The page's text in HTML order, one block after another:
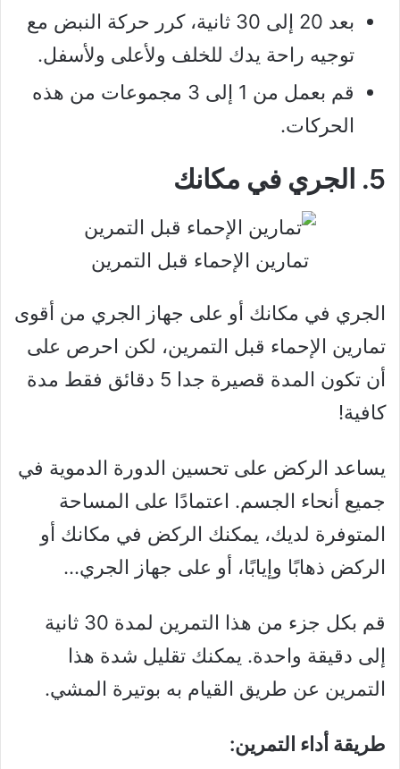
بعد 20 إلى 30 ثانية، كرر حركة النبض مع
توجيه راحة يدك للخلف ولأعلى ولأسفل.
قم بعمل من 1 إلى 3 مجموعات من هذه
الحركات.
5. الجري في مكانك
تمارين الإحماء قبل التمرين
الجري في مكانك أو على جهاز الجري من أقوى
تمارين الإحماء قبل التمرين، لكن احرص على
أن تكون المدة قصيرة جدا 5 دقائق فقط مدة
كافية!
يساعد الركض على تحسين الدورة الدموية في
جميع أنحاء الجسم. اعتمادًا على المساحة
المتوفرة لديك، يمكنك الركض في مكانك أو
الركض ذهابًا وإيابًا، أو على جهاز الجري…
قم بكل جزء من هذا التمرين لمدة 30 ثانية
إلى دقيقة واحدة. يمكنك تقليل شدة هذا
التمرين عن طريق القيام به بوتيرة المشي.
طريقة أداء التمرين: